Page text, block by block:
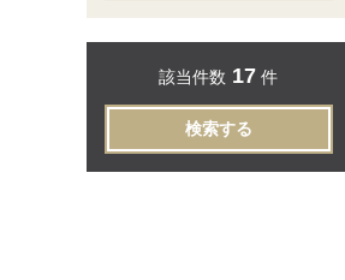
該当件数 17 件
検索する